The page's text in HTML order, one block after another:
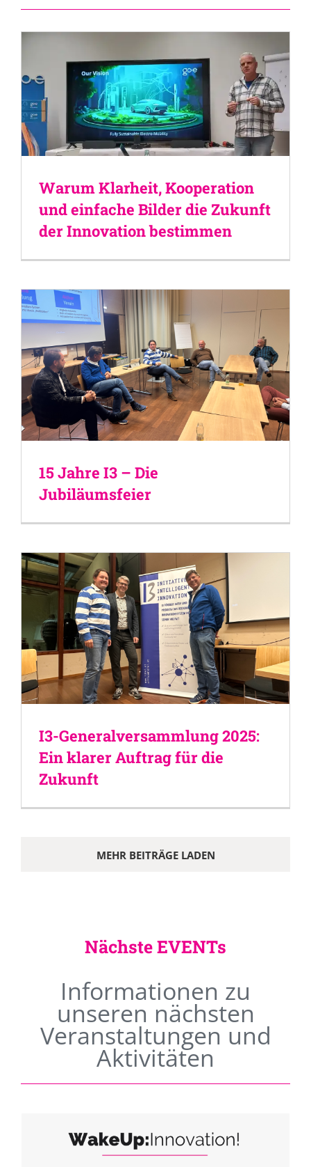
Warum Klarheit, Kooperation
und einfache Bilder die Zukunft
der Innovation bestimmen
15 Jahre I3 – Die
Jubiläumsfeier
I3-Generalversammlung 2025:
Ein klarer Auftrag für die
Zukunft
MEHR BEITRÄGE LADEN
Nächste EVENTs
Informationen zu
unseren nächsten
Veranstaltungen und
Aktivitäten